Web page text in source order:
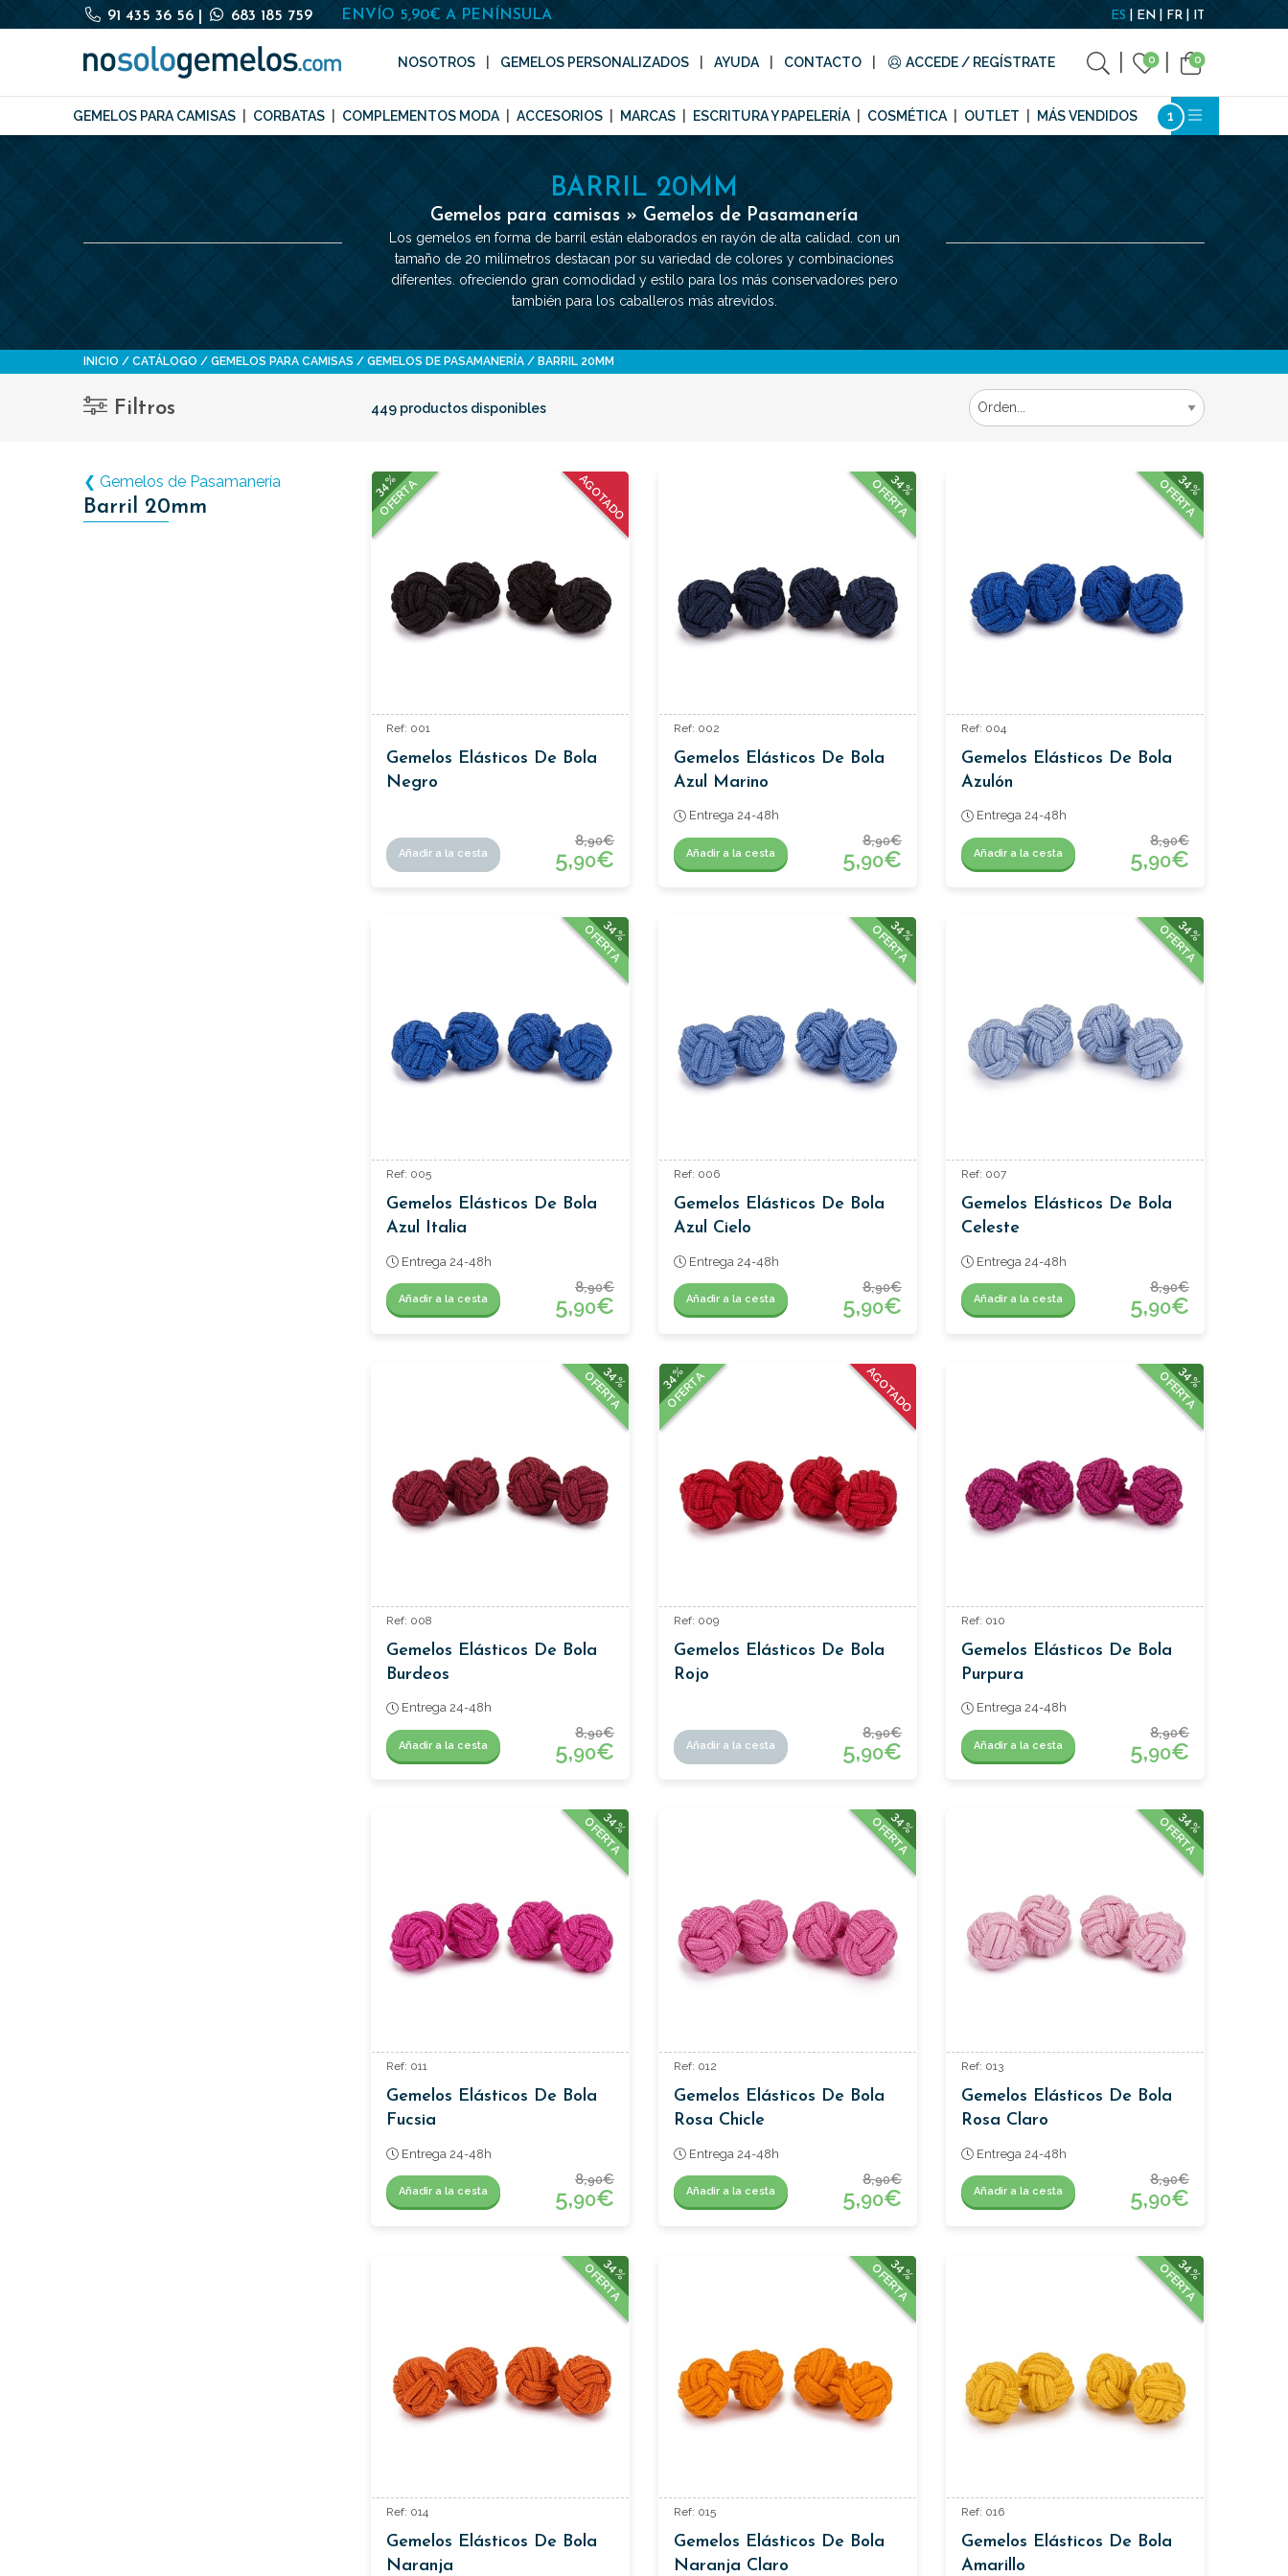
91 435 36 56 683 185 759 ENVÍO 5,90€ A PENÍNSULA ES EN FR IT
NOSOTROS GEMELOS PERSONALIZADOS AYUDA CONTACTO ACCEDE / REGÍSTRATE 0 0
GEMELOS PARA CAMISAS CORBATAS COMPLEMENTOS MODA ACCESORIOS MARCAS ESCRITURA Y PAPELERÍA COSMÉTICA OUTLET MÁS VENDIDOS
BARRIL 20MM
Gemelos para camisas » Gemelos de Pasamanería
Los gemelos en forma de barril están elaborados en rayón de alta calidad. con un
tamaño de 20 milímetros destacan por su variedad de colores y combinaciones
diferentes. ofreciendo gran comodidad y estilo para los más conservadores pero
también para los caballeros más atrevidos.
INICIO CATÁLOGO GEMELOS PARA CAMISAS GEMELOS DE PASAMANERÍA BARRIL 20MM
Filtros 449 productos disponibles
❮ Gemelos de Pasamanería
Barril 20mm AGOTADO
34%
OFERTA
Ref: 001
Gemelos Elásticos De Bola
Negro
Añadir a la cesta
8,90€
5,90€
34%
OFERTA
Ref: 002
Gemelos Elásticos De Bola
Azul Marino
Entrega 24-48h
Añadir a la cesta
8,90€
5,90€
34%
OFERTA
Ref: 004
Gemelos Elásticos De Bola
Azulón
Entrega 24-48h
Añadir a la cesta
8,90€
5,90€
34%
OFERTA
Ref: 005
Gemelos Elásticos De Bola
Azul Italia
Entrega 24-48h
Añadir a la cesta
8,90€
5,90€
34%
OFERTA
Ref: 006
Gemelos Elásticos De Bola
Azul Cielo
Entrega 24-48h
Añadir a la cesta
8,90€
5,90€
34%
OFERTA
Ref: 007
Gemelos Elásticos De Bola
Celeste
Entrega 24-48h
Añadir a la cesta
8,90€
5,90€
34%
OFERTA
Ref: 008
Gemelos Elásticos De Bola
Burdeos
Entrega 24-48h
Añadir a la cesta
8,90€
5,90€
AGOTADO
34%
OFERTA
Ref: 009
Gemelos Elásticos De Bola
Rojo
Añadir a la cesta
8,90€
5,90€
34%
OFERTA
Ref: 010
Gemelos Elásticos De Bola
Purpura
Entrega 24-48h
Añadir a la cesta
8,90€
5,90€
34%
OFERTA
Ref: 011
Gemelos Elásticos De Bola
Fucsia
Entrega 24-48h
Añadir a la cesta
8,90€
5,90€
34%
OFERTA
Ref: 012
Gemelos Elásticos De Bola
Rosa Chicle
Entrega 24-48h
Añadir a la cesta
8,90€
5,90€
34%
OFERTA
Ref: 013
Gemelos Elásticos De Bola
Rosa Claro
Entrega 24-48h
Añadir a la cesta
8,90€
5,90€
34%
OFERTA
Ref: 014
Gemelos Elásticos De Bola
Naranja
34%
OFERTA
Ref: 015
Gemelos Elásticos De Bola
Naranja Claro
34%
OFERTA
Ref: 016
Gemelos Elásticos De Bola
Amarillo